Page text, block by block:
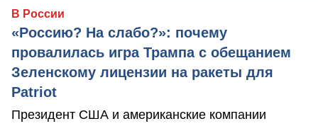
В России
«Россию? На слабо?»: почему
провалилась игра Трампа с обещанием
Зеленскому лицензии на ракеты для
Patriot
Президент США и американские компании